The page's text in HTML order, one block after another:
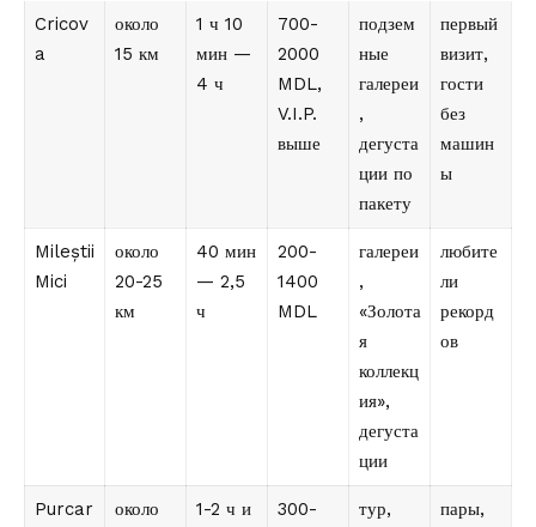
Cricov
a
около
15 км
1 ч 10
мин —
4 ч
700-
2000
MDL,
V.I.P.
выше
подзем
ные
галереи
,
дегуста
ции по
пакету
первый
визит,
гости
без
машин
ы
Mileștii
Mici
около
20-25
км
40 мин
— 2,5
ч
200-
1400
MDL
галереи
,
«Золота
я
коллекц
ия»,
дегуста
ции
любите
ли
рекорд
ов
Purcar
около
1-2 ч и
300-
тур,
пары,